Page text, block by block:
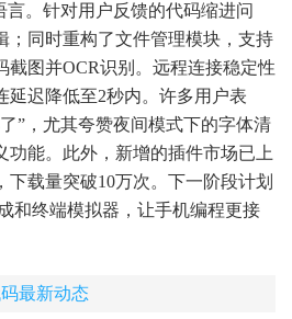
言。针对用户反馈的代码缩进问
；同时重构了文件管理模块，支持
截图并OCR识别。远程连接稳定性
延迟降低至2秒内。许多用户表
”，尤其夸赞夜间模式下的字体清
功能。此外，新增的插件市场已上
载量突破10万次。下一阶段计划
和终端模拟器，让手机编程更接
码最新动态